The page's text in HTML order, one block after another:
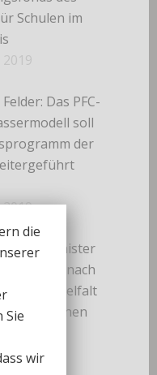
Schulen im
Das PFC-
soll
der
kommt nach
„Artenvielfalt
Kommunen
die
Sie
wir